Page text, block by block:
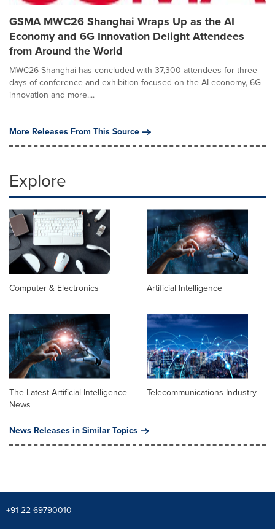
GSMA MWC26 Shanghai Wraps Up as the AI
Economy and 6G Innovation Delight Attendees
from Around the World
MWC26 Shanghai has concluded with 37,300 attendees for three
days of conference and exhibition focused on the AI economy, 6G
innovation and more....
More Releases From This Source
Explore
Computer & Electronics Artificial Intelligence
The Latest Artificial Intelligence
News
Telecommunications Industry
News Releases in Similar Topics
+91 22-69790010